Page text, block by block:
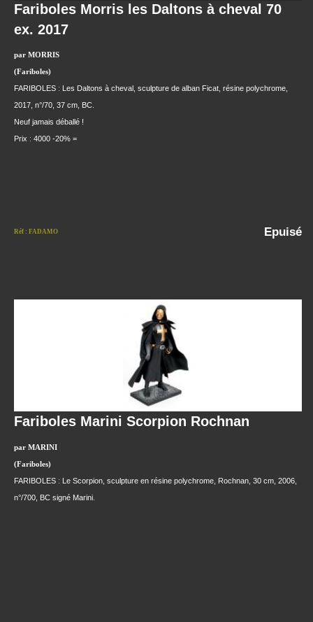
Fariboles Morris les Daltons à cheval 70
ex. 2017
par MORRIS
(Fariboles)
FARIBOLES : Les Daltons à cheval, sculpture de alban Ficat, résine polychrome,
2017, n°/70, 37 cm, BC.
Neuf jamais déballé !
Prix : 4000 -20% =
Réf : FADAMO Epuisé
Fariboles Marini Scorpion Rochnan
par MARINI
(Fariboles)
FARIBOLES : Le Scorpion, sculpture en résine polychrome, Rochnan, 30 cm, 2006,
n°/700, BC signé Marini.